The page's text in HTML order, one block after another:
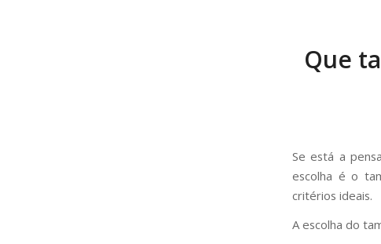
Que
Se está a
escolha é o
critérios ideais.
A escolha do